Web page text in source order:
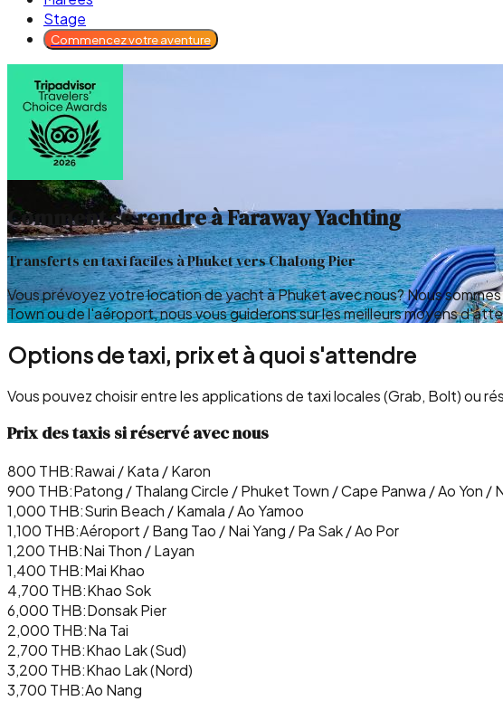
Stage
Commencez votre aventure
Comment se rendre à Faraway Yachting
Transferts en taxi faciles à Phuket vers Chalong Pier
Vous prévoyez votre location de yacht à Phuket avec nous? Nous
Town ou de l'aéroport, nous vous guiderons sur les meilleurs moyens
Options de taxi, prix et à quoi s'attendre
Vous pouvez choisir entre les applications de taxi locales (Grab, Bolt) ou
Prix des taxis si réservé avec nous
800 THB:Rawai / Kata / Karon
900 THB:Patong / Thalang Circle / Phuket Town / Cape Panwa / Ao Yon /
1,000 THB:Surin Beach / Kamala / Ao Yamoo
1,100 THB:Aéroport / Bang Tao / Nai Yang / Pa Sak / Ao Por
1,200 THB:Nai Thon / Layan
1,400 THB:Mai Khao
4,700 THB:Khao Sok
6,000 THB:Donsak Pier
2,000 THB:Na Tai
2,700 THB:Khao Lak (Sud)
3,200 THB:Khao Lak (Nord)
3,700 THB:Ao Nang